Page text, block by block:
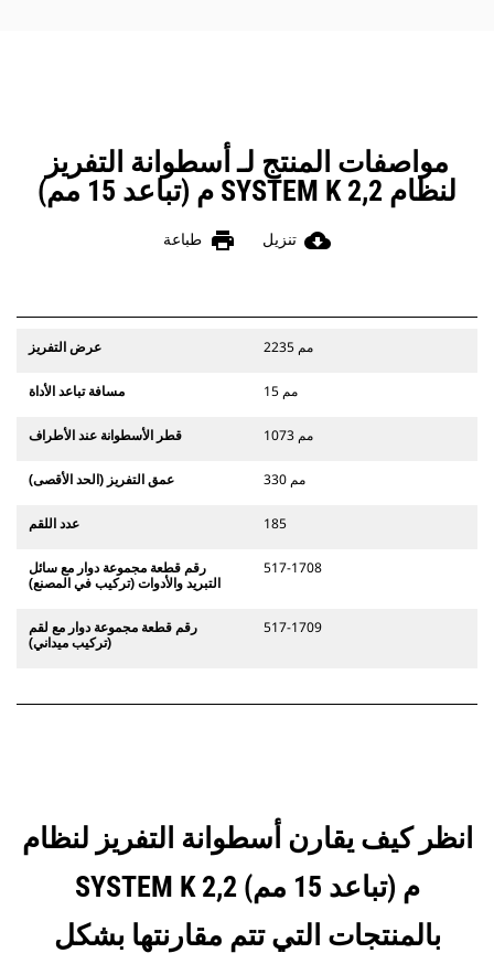
مواصفات المنتج لـ أسطوانة التفريز
لنظام SYSTEM K 2,2 م (تباعد 15 مم)
cloud_download تنزيل print طباعة
عرض التفريز 2235 مم
مسافة تباعد الأداة 15 مم
قطر الأسطوانة عند الأطراف 1073 مم
عمق التفريز (الحد الأقصى) 330 مم
عدد اللقم 185
رقم قطعة مجموعة دوار مع سائل
التبريد والأدوات (تركيب في المصنع)
517-1708
رقم قطعة مجموعة دوار مع لقم
(تركيب ميداني)
517-1709
انظر كيف يقارن أسطوانة التفريز لنظام
SYSTEM K 2,2 م (تباعد 15 مم)
بالمنتجات التي تتم مقارنتها بشكل